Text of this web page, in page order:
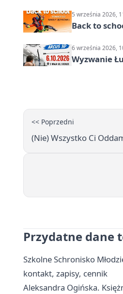
5 września 2026,
Back to
6 września 2026,
Wyzwanie
<< Poprzedni
(Nie) Wszystko Ci
Przydatne dane
Szkolne Schronisko
kontakt, zapisy, cennik
Aleksandra Ogińska.